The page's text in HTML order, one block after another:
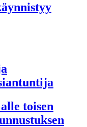
toisen